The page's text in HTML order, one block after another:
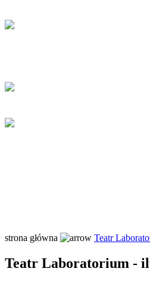
strona główna Teatr
Teatr Laboratorium -